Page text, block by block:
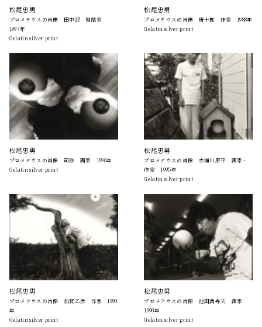
松尾忠男
プロメテウスの肖像 田中泯 舞踏家
1997年
Gelatin silver print
松尾忠男
プロメテウスの肖像 唐十郎 作家 1988年
Gelatin silver print
松尾忠男
プロメテウスの肖像 司修 画家 1990年
Gelatin silver print
松尾忠男
プロメテウスの肖像 赤瀬川原平 画家・
作家 1995年
Gelatin silver print
松尾忠男
プロメテウスの肖像 加賀乙彦 作家 1990
年
Gelatin silver print
松尾忠男
プロメテウスの肖像 池田満寿夫 画家
1990年
Gelatin silver print